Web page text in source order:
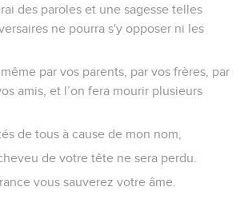
des paroles et une sagesse telles
ne pourra s'y opposer ni les
par vos parents, par vos frères, par
amis, et l’on fera mourir plusieurs
de tous à cause de mon nom,
de votre tête ne sera perdu.
vous sauverez votre âme.